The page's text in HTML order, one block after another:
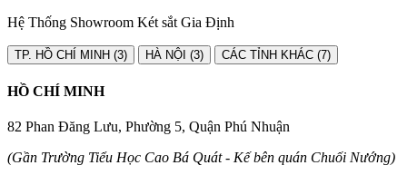
Hệ Thống Showroom Két sắt Gia Định
TP. HỒ CHÍ MINH (3) HÀ NỘI (3) CÁC TỈNH KHÁC (7)
HỒ CHÍ MINH
82 Phan Đăng Lưu, Phường 5, Quận Phú Nhuận
(Gần Trường Tiểu Học Cao Bá Quát - Kế bên quán Chuối Nướng)